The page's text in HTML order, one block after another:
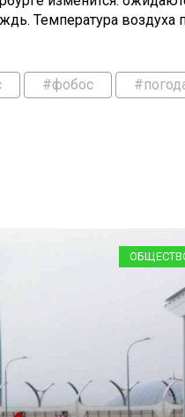
Температура воздуха
#фобос